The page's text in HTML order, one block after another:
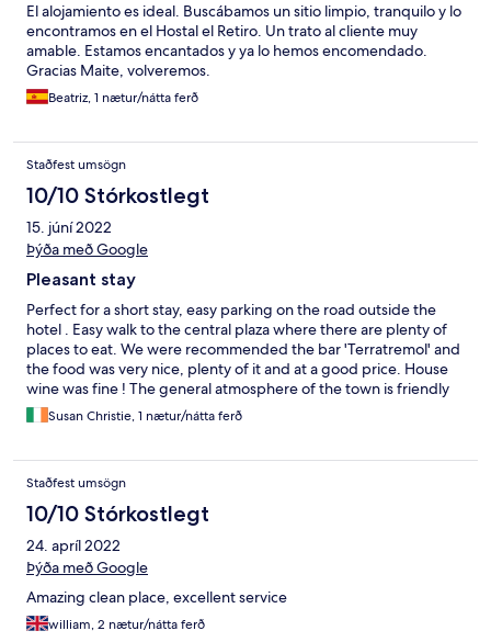
El alojamiento es ideal. Buscábamos un sitio limpio, tranquilo y lo
encontramos en el Hostal el Retiro. Un trato al cliente muy
amable. Estamos encantados y ya lo hemos encomendado.
Gracias Maite, volveremos.
Beatriz, 1 nætur/nátta ferð
Staðfest umsögn
10/10 Stórkostlegt
15. júní 2022
Þýða með Google
Pleasant stay
Perfect for a short stay, easy parking on the road outside the
hotel . Easy walk to the central plaza where there are plenty of
places to eat. We were recommended the bar 'Terratremol' and
the food was very nice, plenty of it and at a good price. House
wine was fine ! The general atmosphere of the town is friendly
and kind. The owner was very helpful and pleasant.
Susan Christie, 1 nætur/nátta ferð
Staðfest umsögn
10/10 Stórkostlegt
24. apríl 2022
Þýða með Google
Amazing clean place, excellent service
william, 2 nætur/nátta ferð